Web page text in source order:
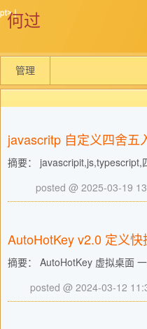
何过
管理
javascritp 自定义四舍五
摘要： javascripit,js,typescript,
posted @ 2025-03-19
AutoHotKey v2.0 定义快
摘要： AutoHotKey 虚拟桌面
posted @ 2024-03-12